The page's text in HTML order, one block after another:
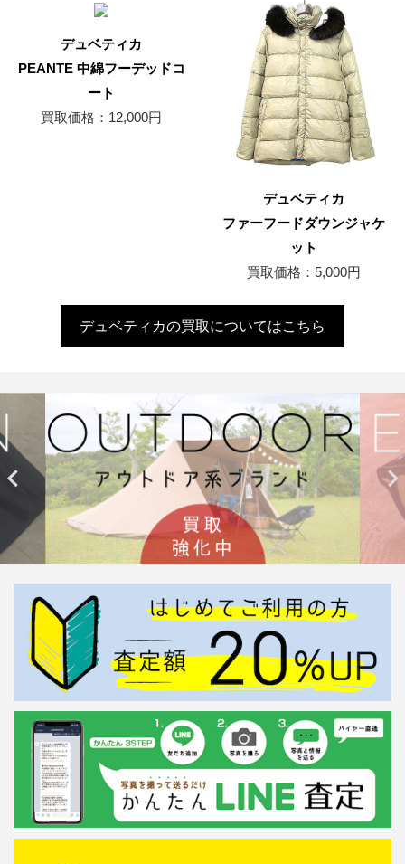
デュベティカ
PEANTE 中綿フーデッドコ
ート
買取価格：12,000円
デュベティカ
ファーフードダウンジャケ
ット
買取価格：5,000円
デュベティカの買取についてはこちら
 